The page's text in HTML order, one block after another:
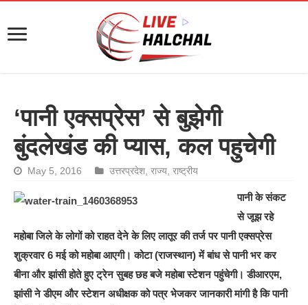
‘पानी एक्सप्रेस’ से बुझेगी
बुंदलेखंड की प्यास, कल पहुचेगी
May 5, 2016 उत्तरप्रदेश ,राज्य ,राष्ट्रीय
पानी के संकट
से जूझ रहे
महोबा जिले के लोगों को राहत देने के लिए लातूर की तर्ज पर पानी एक्सप्रेस
शुक्रवार 6 मई को महोबा आएगी। कोटा (राजस्थान) में बांध से पानी भर कर
बीना और झांसी होते हुए ट्रेन सुबह छह बजे महोबा स्टेशन पहुंचेगी। डीआरएम,
झांसी ने डीएम और स्टेशन अधीक्षक को पत्र भेजकर जानकारी मांगी है कि पानी